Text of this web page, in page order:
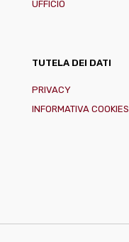
UFFICIO
TUTELA DEI DATI
PRIVACY
INFORMATIVA COOKIES